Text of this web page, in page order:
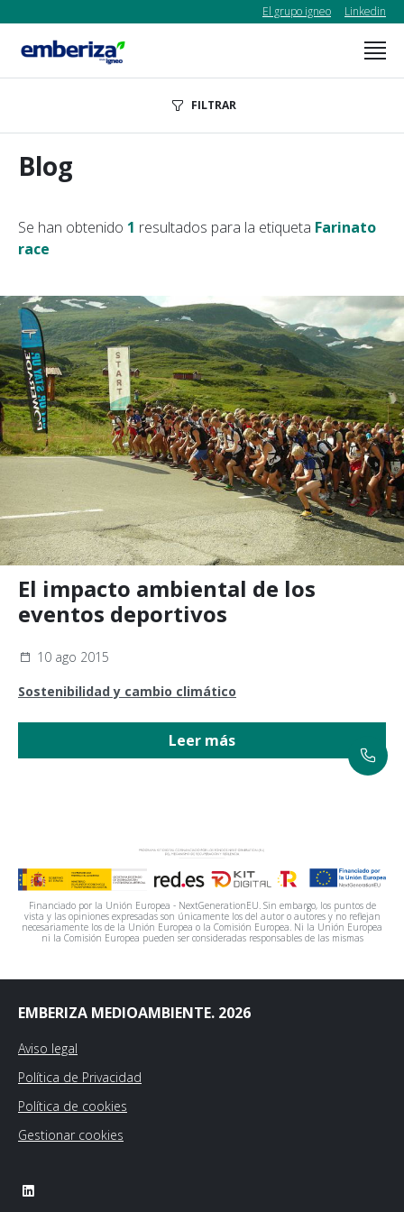
El grupo igneo Linkedin
FILTRAR
Blog
Se han obtenido 1 resultados para la etiqueta Farinato
race
El impacto ambiental de los
eventos deportivos
10 ago 2015
Sostenibilidad y cambio climático
Leer más
Financiado por la Unión Europea - NextGenerationEU. Sin embargo, los puntos de
vista y las opiniones expresadas son únicamente los del autor o autores y no reflejan
necesariamente los de la Unión Europea o la Comisión Europea. Ni la Unión Europea
ni la Comisión Europea pueden ser consideradas responsables de las mismas
EMBERIZA MEDIOAMBIENTE. 2026
Aviso legal
Política de Privacidad
Política de cookies
Gestionar cookies